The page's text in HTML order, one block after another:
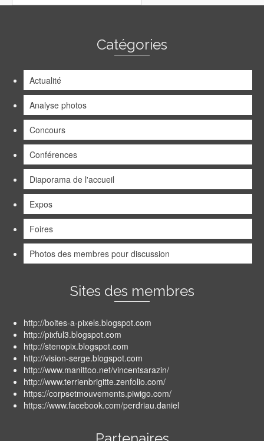
Catégories
Actualité
Analyse photos
Concours
Conférences
Diaporama de l'accueil
Expos
Foires
Photos des membres pour discussion
Sites des membres
http://boites-a-pixels.blogspot.com
http://pixful3.blogspot.com
http://stenopix.blogspot.com
http://vision-serge.blogspot.com
http://www.manittoo.net/vincentsarazin/
http://www.terrienbrigitte.zenfolio.com/
https://corpsetmouvements.piwigo.com/
https://www.facebook.com/perdriau.daniel